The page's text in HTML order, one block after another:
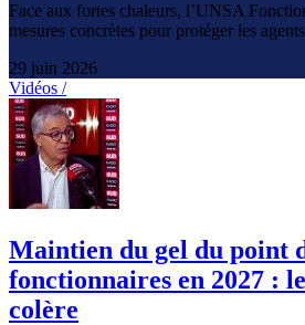
Face aux fortes chaleurs, l’UNSA
mesures concrètes pour protéger les
29 juin 2026
Vidéos /
Maintien du gel du point
fonctionnaires en 2027 :
colère